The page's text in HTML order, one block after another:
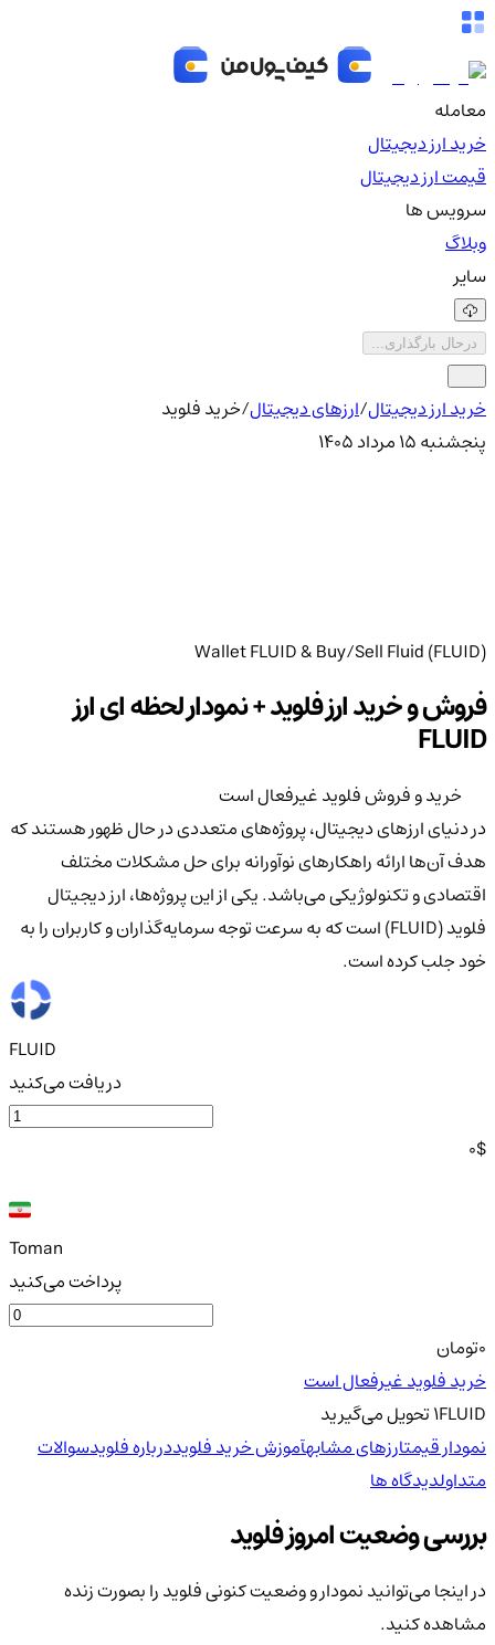
معامله
خرید ارز دیجیتال
قیمت ارز دیجیتال
سرویس ها
وبلاگ
سایر
درحال بارگذاری...
خرید ارز دیجیتال/ارزهای دیجیتال/خرید فلوید
پنجشنبه ۱۵ مرداد ۱۴۰۵
Wallet FLUID & Buy/Sell Fluid (FLUID)
فروش و خرید ارز فلوید + نمودار لحظه ای ارز
FLUID
خرید و فروش فلوید غیرفعال است
در دنیای ارزهای دیجیتال، پروژه‌های متعددی در حال ظهور هستند که
هدف آن‌ها ارائه راهکارهای نوآورانه برای حل مشکلات مختلف
اقتصادی و تکنولوژیکی می‌باشد. یکی از این پروژه‌ها، ارز دیجیتال
فلوید (FLUID) است که به سرعت توجه سرمایه‌گذاران و کاربران را به
خود جلب کرده است.
FLUID
دریافت می‌کنید
0$
Toman
پرداخت می‌کنید
تومان
خرید فلوید غیرفعال است
1FLUID تحویلمی‌گیرید
نمودار قیمتارزهای مشابهآموزش خرید فلویددرباره فلویدسوالات
متداولدیدگاه ها
بررسی وضعیت امروز فلوید
در اینجا می‌توانید نمودار و وضعیت کنونی فلوید را بصورت زنده
مشاهده کنید.